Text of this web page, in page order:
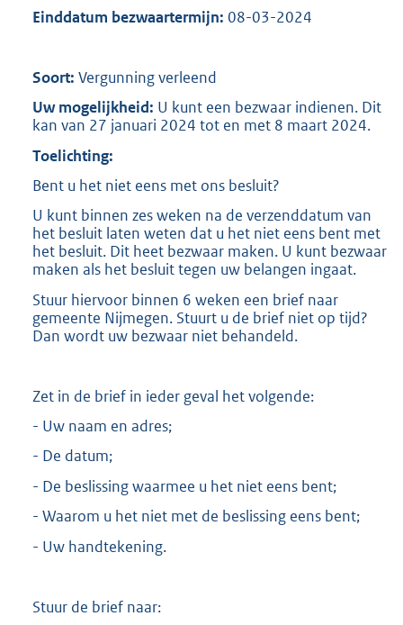
Einddatum bezwaartermijn: 08-03-2024
Soort: Vergunning verleend
Uw mogelijkheid: U kunt een bezwaar indienen. Dit
kan van 27 januari 2024 tot en met 8 maart 2024.
Toelichting:
Bent u het niet eens met ons besluit?
U kunt binnen zes weken na de verzenddatum van
het besluit laten weten dat u het niet eens bent met
het besluit. Dit heet bezwaar maken. U kunt bezwaar
maken als het besluit tegen uw belangen ingaat.
Stuur hiervoor binnen 6 weken een brief naar
gemeente Nijmegen. Stuurt u de brief niet op tijd?
Dan wordt uw bezwaar niet behandeld.
Zet in de brief in ieder geval het volgende:
- Uw naam en adres;
- De datum;
- De beslissing waarmee u het niet eens bent;
- Waarom u het niet met de beslissing eens bent;
- Uw handtekening.
Stuur de brief naar: